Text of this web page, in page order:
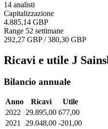
14 analisti
Capitalizzazione
4.885,14 GBP
Range 52 settimane
292,27 GBP / 380,30 GBP
Ricavi e utile J
Bilancio annuale
Anno Ricavi
Utile
2022
29.895,00 677,00
2021
29.048,00 -201,00